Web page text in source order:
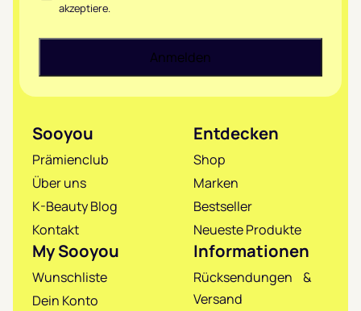
akzeptiere.
Sooyou
Prämienclub
Über uns
K-Beauty Blog
Kontakt
Entdecken
Shop
Marken
Bestseller
Neueste Produkte
My Sooyou
Wunschliste
Dein Konto
Informationen
Rücksendungen &
Versand